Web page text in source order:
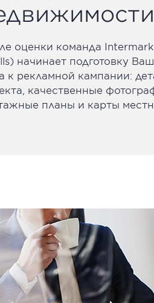
оценки команда
начинает подготовку
к рекламной кампании:
качественные
планы и карты